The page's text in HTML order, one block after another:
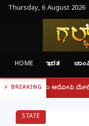
Thursday, 6 August 2026
HOME ಭಾರತ
BREAKING
ಆರೋಪಿ ಮೇಲಿನ ಪೋಕ್ಸೋ
STATE